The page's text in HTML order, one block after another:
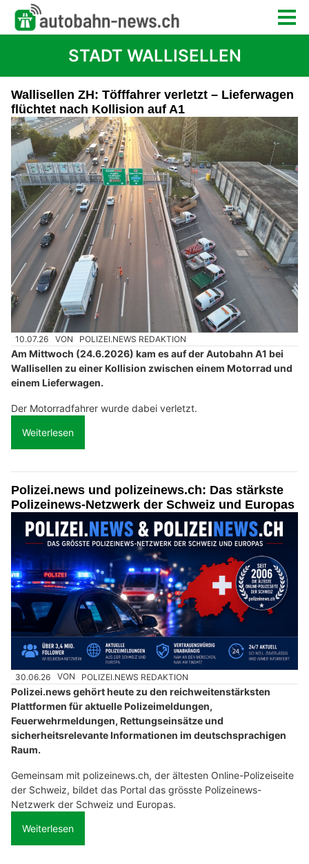
STADT WALLISELLEN
Wallisellen ZH: Töfffahrer verletzt – Lieferwagen
flüchtet nach Kollision auf A1
10.07.26 VON POLIZEI.NEWS REDAKTION
Am Mittwoch (24.6.2026) kam es auf der Autobahn A1 bei
Wallisellen zu einer Kollision zwischen einem Motorrad und
einem Lieferwagen.
Der Motorradfahrer wurde dabei verletzt.
Weiterlesen
Polizei.news und polizeinews.ch: Das stärkste
Polizeinews-Netzwerk der Schweiz und Europas
30.06.26 VON POLIZEI.NEWS REDAKTION
Polizei.news gehört heute zu den reichweitenstärksten
Plattformen für aktuelle Polizeimeldungen,
Feuerwehrmeldungen, Rettungseinsätze und
sicherheitsrelevante Informationen im deutschsprachigen
Raum.
Gemeinsam mit polizeinews.ch, der ältesten Online-Polizeiseite
der Schweiz, bildet das Portal das grösste Polizeinews-
Netzwerk der Schweiz und Europas.
Weiterlesen